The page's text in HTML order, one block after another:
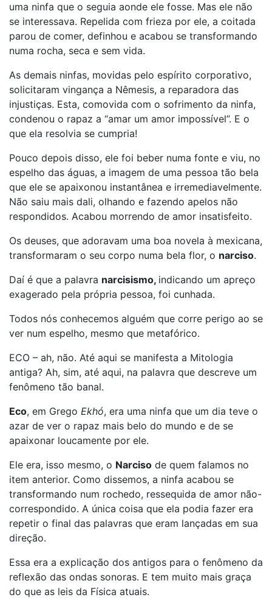
uma ninfa que o seguia aonde ele fosse. Mas ele não
se interessava. Repelida com frieza por ele, a coitada
parou de comer, definhou e acabou se transformando
numa rocha, seca e sem vida.
As demais ninfas, movidas pelo espírito corporativo,
solicitaram vingança a Nêmesis, a reparadora das
injustiças. Esta, comovida com o sofrimento da ninfa,
condenou o rapaz a “amar um amor impossível”. E o
que ela resolvia se cumpria!
Pouco depois disso, ele foi beber numa fonte e viu, no
espelho das águas, a imagem de uma pessoa tão bela
que ele se apaixonou instantânea e irremediavelmente.
Não saiu mais dali, olhando e fazendo apelos não
respondidos. Acabou morrendo de amor insatisfeito.
Os deuses, que adoravam uma boa novela à mexicana,
transformaram o seu corpo numa bela flor, o narciso.
Daí é que a palavra narcisismo, indicando um apreço
exagerado pela própria pessoa, foi cunhada.
Todos nós conhecemos alguém que corre perigo ao se
ver num espelho, mesmo que metafórico.
ECO – ah, não. Até aqui se manifesta a Mitologia
antiga? Ah, sim, até aqui, na palavra que descreve um
fenômeno tão banal.
Eco, em Grego Ekhó, era uma ninfa que um dia teve o
azar de ver o rapaz mais belo do mundo e de se
apaixonar loucamente por ele.
Ele era, isso mesmo, o Narciso de quem falamos no
item anterior. Como dissemos, a ninfa acabou se
transformando num rochedo, ressequida de amor não-
correspondido. A única coisa que ela podia fazer era
repetir o final das palavras que eram lançadas em sua
direção.
Essa era a explicação dos antigos para o fenômeno da
reflexão das ondas sonoras. E tem muito mais graça
do que as leis da Física atuais.